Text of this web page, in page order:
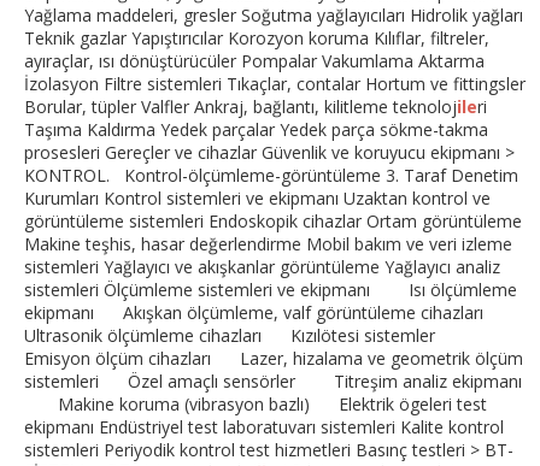
Yağlama maddeleri, gresler Soğutma yağlayıcıları Hidrolik yağları
Teknik gazlar Yapıştırıcılar Korozyon koruma Kılıflar, filtreler,
ayıraçlar, ısı dönüştürücüler Pompalar Vakumlama Aktarma
İzolasyon Filtre sistemleri Tıkaçlar, contalar Hortum ve fittingsler
Borular, tüpler Valfler Ankraj, bağlantı, kilitleme teknolojileri
Taşıma Kaldırma Yedek parçalar Yedek parça sökme-takma
prosesleri Gereçler ve cihazlar Güvenlik ve koruyucu ekipmanı >
KONTROL. Kontrol-ölçümleme-görüntüleme 3. Taraf Denetim
Kurumları Kontrol sistemleri ve ekipmanı Uzaktan kontrol ve
görüntüleme sistemleri Endoskopik cihazlar Ortam görüntüleme
Makine teşhis, hasar değerlendirme Mobil bakım ve veri izleme
sistemleri Yağlayıcı ve akışkanlar görüntüleme Yağlayıcı analiz
sistemleri Ölçümleme sistemleri ve ekipmanı Isı ölçümleme
ekipmanı Akışkan ölçümleme, valf görüntüleme cihazları
Ultrasonik ölçümleme cihazları Kızılötesi sistemler
Emisyon ölçüm cihazları Lazer, hizalama ve geometrik ölçüm
sistemleri Özel amaçlı sensörler Titreşim analiz ekipmanı
Makine koruma (vibrasyon bazlı) Elektrik ögeleri test
ekipmanı Endüstriyel test laboratuvarı sistemleri Kalite kontrol
sistemleri Periyodik kontrol test hizmetleri Basınç testleri > BT-